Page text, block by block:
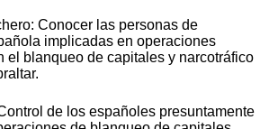
Conocer las personas de
implicadas en operaciones
el blanqueo de capitales y narcotráfico
de los españoles presuntamente